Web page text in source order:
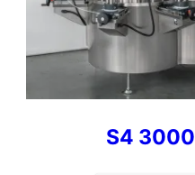
S4 3000